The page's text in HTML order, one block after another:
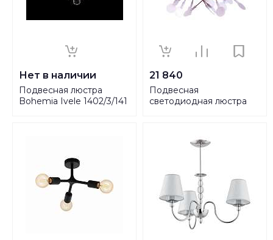
Нет в наличии
Подвесная люстра
Bohemia Ivele 1402/3/141
21 840
Подвесная
светодиодная люстра